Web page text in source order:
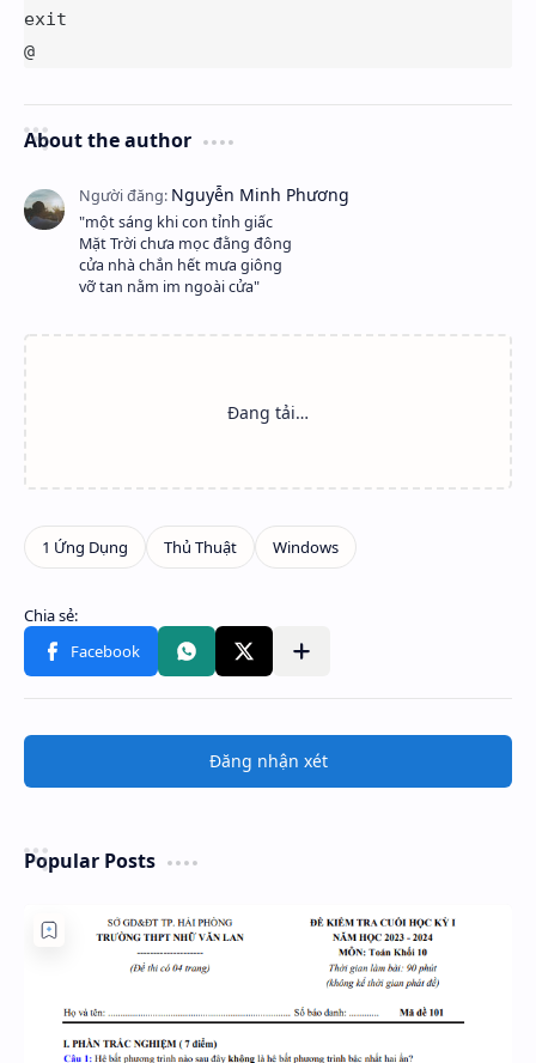
exit
@
About the author
"một sáng khi con tỉnh giấc
Mặt Trời chưa mọc đằng đông
cửa nhà chắn hết mưa giông
vỡ tan nằm im ngoài cửa"
Đăng nhận xét
Popular Posts